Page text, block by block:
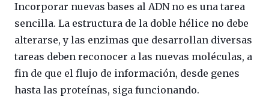
Incorporar nuevas bases al ADN no es una tarea
sencilla. La estructura de la doble hélice no debe
alterarse, y las enzimas que desarrollan diversas
tareas deben reconocer a las nuevas moléculas, a
fin de que el flujo de información, desde genes
hasta las proteínas, siga funcionando.